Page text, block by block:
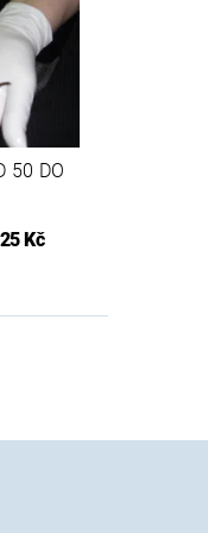
50 DO
Kč